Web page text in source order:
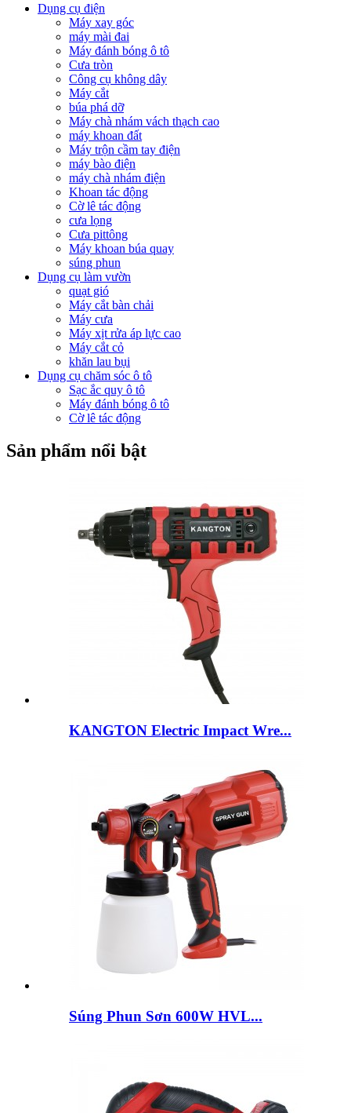
Dụng cụ điện
Máy xay góc
máy mài đai
Máy đánh bóng ô tô
Cưa tròn
Công cụ không dây
Máy cắt
búa phá dỡ
Máy chà nhám vách thạch cao
máy khoan đất
Máy trộn cầm tay điện
máy bào điện
máy chà nhám điện
Khoan tác động
Cờ lê tác động
cưa lọng
Cưa pittông
Máy khoan búa quay
súng phun
Dụng cụ làm vườn
quạt gió
Máy cắt bàn chải
Máy cưa
Máy xịt rửa áp lực cao
Máy cắt cỏ
khăn lau bụi
Dụng cụ chăm sóc ô tô
Sạc ắc quy ô tô
Máy đánh bóng ô tô
Cờ lê tác động
Sản phẩm nổi bật
KANGTON Electric Impact Wre...
Súng Phun Sơn 600W HVL...